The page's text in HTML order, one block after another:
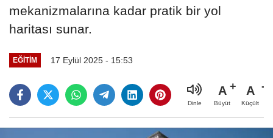
mekanizmalarına kadar pratik bir yol
haritası sunar.
EĞITIM 17 Eylül 2025 - 15:53
Dinle
A
Büyüt
A
Küçült